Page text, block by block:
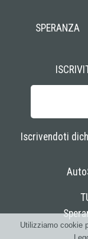
SPERANZA
Iscrivendoti
Utilizziamo cookie